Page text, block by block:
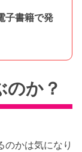
子書籍で発
のか？
のかは気になり